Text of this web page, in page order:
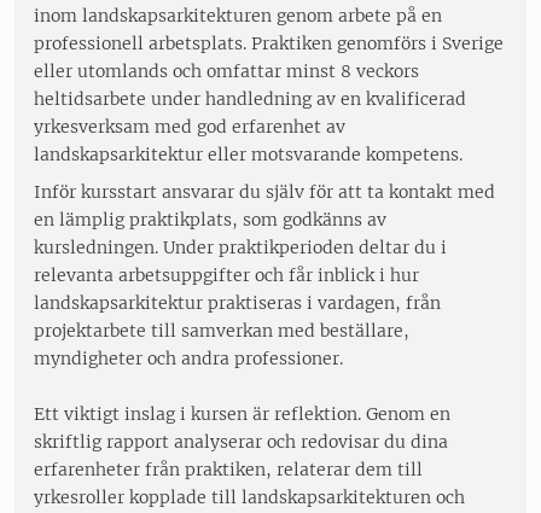
inom landskapsarkitekturen genom arbete på en
professionell arbetsplats. Praktiken genomförs i Sverige
eller utomlands och omfattar minst 8 veckors
heltidsarbete under handledning av en kvalificerad
yrkesverksam med god erfarenhet av
landskapsarkitektur eller motsvarande kompetens.
Inför kursstart ansvarar du själv för att ta kontakt med
en lämplig praktikplats, som godkänns av
kursledningen. Under praktikperioden deltar du i
relevanta arbetsuppgifter och får inblick i hur
landskapsarkitektur praktiseras i vardagen, från
projektarbete till samverkan med beställare,
myndigheter och andra professioner.
Ett viktigt inslag i kursen är reflektion. Genom en
skriftlig rapport analyserar och redovisar du dina
erfarenheter från praktiken, relaterar dem till
yrkesroller kopplade till landskapsarkitekturen och